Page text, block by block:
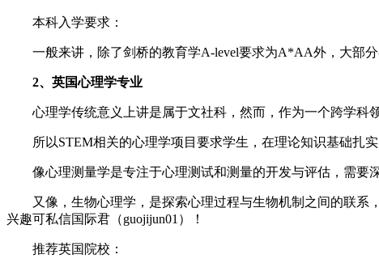
本科入学要求：
一般来讲，除了剑桥的教育学A-level要求为A*AA外，大部分
2、英国心理学专业
心理学传统意义上讲是属于文社科，然而，作为一个跨学科领
所以STEM相关的心理学项目要求学生，在理论知识基础扎实
像心理测量学是专注于心理测试和测量的开发与评估，需要深
又像，生物心理学，是探索心理过程与生物机制之间的联系
兴趣可私信国际君（guojijun01）！
推荐英国院校：